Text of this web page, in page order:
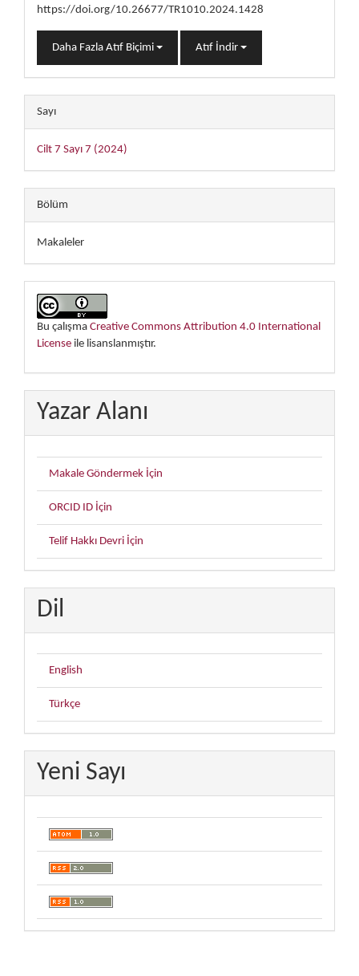
https://doi.org/10.26677/TR1010.2024.1428
Daha Fazla Atıf Biçimi Atıf İndir
Sayı
Cilt 7 Sayı 7 (2024)
Bölüm
Makaleler
Bu çalışma Creative Commons Attribution 4.0 International
License ile lisanslanmıştır.
Yazar Alanı
Makale Göndermek İçin
ORCID ID İçin
Telif Hakkı Devri İçin
Dil
English
Türkçe
Yeni Sayı